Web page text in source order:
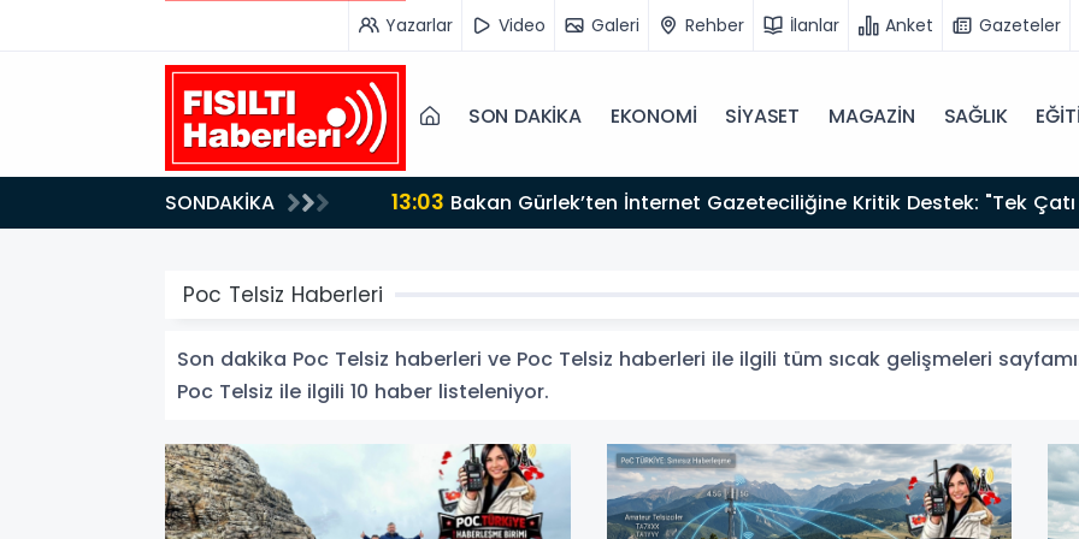
Yazarlar Video Galeri Rehber İlanlar Anket Gazeteler
SON DAKİKA EKONOMİ SİYASET MAGAZİN SAĞLIK
SONDAKİKA 13:03
Düzenlemeye Hazırız"
Poc Telsiz Haberleri
Son dakika Poc Telsiz haberleri ve Poc Telsiz haberleri ile ilgili tüm sıcak gelişmeleri
Poc Telsiz ile ilgili 10 haber listeleniyor.